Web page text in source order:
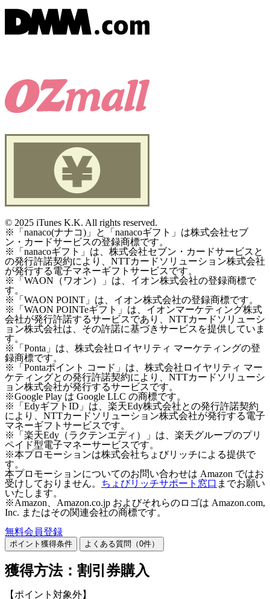
© 2025 iTunes K.K. All rights reserved.
※「nanaco(ナナコ)」と「nanacoギフト」は株式会社セブ
ン・カードサービスの登録商標です。
※「nanacoギフト」は、株式会社セブン・カードサービスと
の発行許諾契約により、NTTカードソリューション株式会社
が発行する電子マネーギフトサービスです。
※「WAON（ワオン）」は、イオン株式会社の登録商標で
す。
※「WAON POINT」は、イオン株式会社の登録商標です。
※「WAON POINTeギフト」は、イオンマーケティング株式
会社が発行許諾するサービスであり、NTTカードソリューシ
ョン株式会社は、その許諾に基づきサービスを提供していま
す。
※「Ponta」は、株式会社ロイヤリティ マーケティングの登
録商標です。
※「Pontaポイント コード」は、株式会社ロイヤリティ マー
ケティングとの発行許諾契約により、NTTカードソリューシ
ョン株式会社が発行するサービスです。
※Google Play は Google LLC の商標です。
※「EdyギフトID」は、楽天Edy株式会社との発行許諾契約
により、NTTカードソリューション株式会社が発行する電子
マネーギフトサービスです。
※「楽天Edy（ラクテンエディ）」は、楽天グループのプリ
ペイド型電子マネーサービスです。
※本プロモーションは株式会社ちょびリッチによる提供で
す。
本プロモーションについてのお問い合わせは Amazon ではお
受けしておりません。 ちょびリッチサポート窓口 までお願い
いたします。
※Amazon、Amazon.co.jp およびそれらのロゴは Amazon.com,
Inc. またはその関連会社の商標です。
無料会員登録
ポイント獲得条件 よくある質問（0件）
獲得方法：割引券購入
【ポイント対象外】